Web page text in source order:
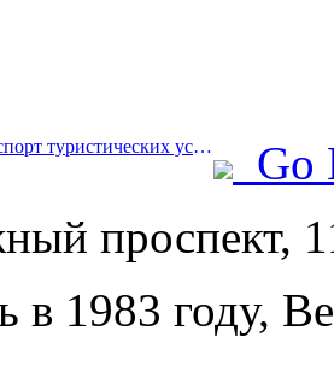
Prev:Импорт и экспорт туристических услуг в первой половине года достигли 1 080,29 млрд юаней.
Go
проспект,
в 1983 году,